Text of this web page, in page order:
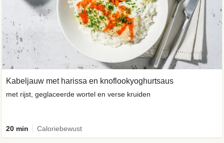
Kabeljauw met harissa en knoflookyoghurtsaus
met rijst, geglaceerde wortel en verse kruiden
20 min Caloriebewust